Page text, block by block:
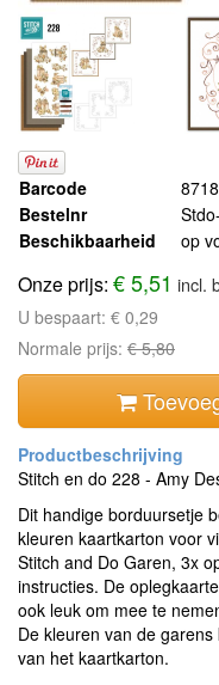
Barcode
Bestelnr
Beschikbaarheid
op
Onze prijs: € 5,51 incl.
U bespaart: € 0,29
Normale prijs: € 5,80
Stitch en do 228 - Amy
Dit handige borduursetje
kleuren kaartkarton voor
Stitch and Do Garen, 3x
instructies. De
ook leuk om mee te
De kleuren van de
van het kaartkarton.